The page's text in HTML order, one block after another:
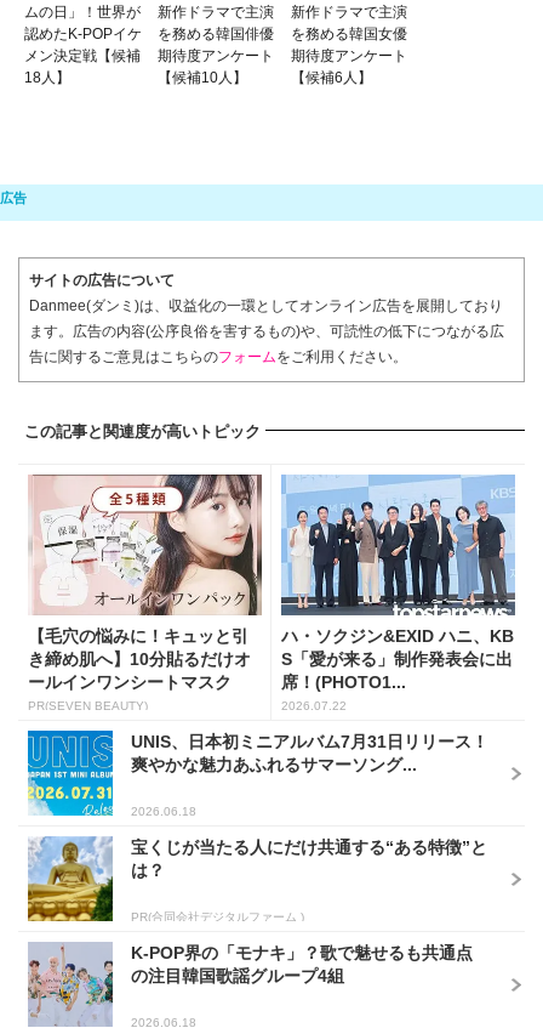
ムの日」！世界が
認めたK-POPイケ
メン決定戦【候補
18人】
新作ドラマで主演
を務める韓国俳優
期待度アンケート
【候補10人】
新作ドラマで主演
を務める韓国女優
期待度アンケート
【候補6人】
サイトの広告について
Danmee(ダンミ)は、収益化の一環としてオンライン広告を展開しており
ます。広告の内容(公序良俗を害するもの)や、可読性の低下につながる広
告に関するご意見はこちらのフォームをご利用ください。
この記事と関連度が高いトピック
【毛穴の悩みに！キュッと引
き締め肌へ】10分貼るだけオ
ールインワンシートマスク
PR(SEVEN BEAUTY)
ハ・ソクジン&EXID ハニ、KB
S「愛が来る」制作発表会に出
席！(PHOTO1...
2026.07.22
UNIS、日本初ミニアルバム7月31日リリース！
爽やかな魅力あふれるサマーソング...
2026.06.18
宝くじが当たる人にだけ共通する“ある特徴”と
は？
PR(合同会社デジタルファーム )
K-POP界の「モナキ」？歌で魅せるも共通点
の注目韓国歌謡グループ4組
2026.06.18